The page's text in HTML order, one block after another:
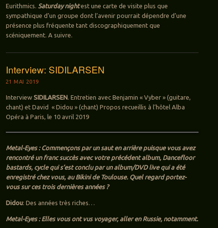
Eurithmics.
Saturday nightest une carte de visite plus que
sympathique d’un groupe dont l’avenir pourrait dépendre d’une
présence plus fréquente tant discographiquement que
scéniquement. A suivre.
Interview: SIDILARSEN
21 MAI 2019
Interview SIDILARSEN. Entretien avec Benjamin « Vyber » (guitare,
chant) et David « Didou » (chant) Propos recueillis à l’hôtel Alba
Opéra à Paris, le 10 avril 2019
Metal-Eyes : Commençons par un saut en arrière puisque vous avez
rencontré un franc succès avec votre précédent album, Dancefloor
bastards, cycle qui s’est conclu par un album/DVD live qui a été
enregistré chez vous, au Bikini de Toulouse. Quel regard portez-
vous sur ces trois dernières années ?
Didou: Des années très riches…
Metal-Eyes : Elles vous ont vus voyager, aller en Russie, notamment.